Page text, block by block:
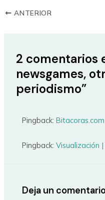
ANTERIOR
2 comentarios
newsgames,
periodismo”
Pingback:Bitacoras.com
Pingback:Visualización
Deja un